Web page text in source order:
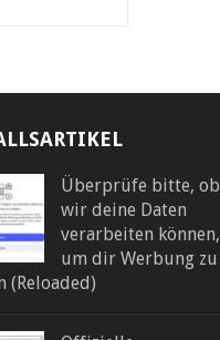
Überprüfe bitte, ob
wir deine Daten
verarbeiten können,
um dir Werbung zu
(Reloaded)